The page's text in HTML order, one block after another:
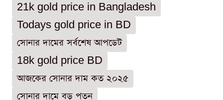
21k gold price in Bangladesh
Todays gold price in BD
সোনার দামের সর্বশেষ আপডেট
18k gold price BD
আজকের সোনার দাম কত ২০২৫
সোনার দামে বড় পতন